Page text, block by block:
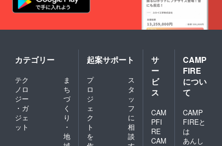
カテゴリー
テク
ノロ
ジー
・ガ
ジェ
ット
ま
ち
づ
く
り
・
地
起案サポート
プ
ロ
ジ
ェ
ク
ト
を
ス
タ
ッ
フ
に
相
談
サ
ー
ビ
ス
CAM
PFI
RE
CAM
CAMP
FIRE
につい
て
CAMP
FIREと
は
あんし